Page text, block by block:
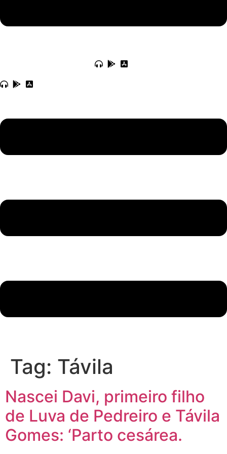
Tag: Távila
Nascei Davi, primeiro filho
de Luva de Pedreiro e Távila
Gomes: ‘Parto cesárea.